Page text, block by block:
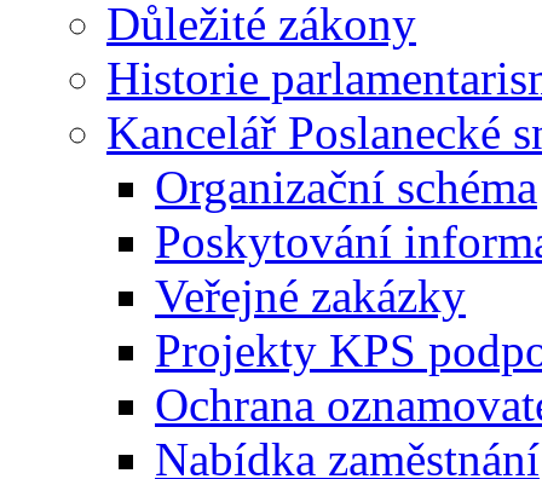
Důležité zákony
Historie
Kancelář Poslanecké
Organizační schéma
Poskytování
Veřejné zakázky
Projekty KPS
Ochrana
Nabídka zaměstnání